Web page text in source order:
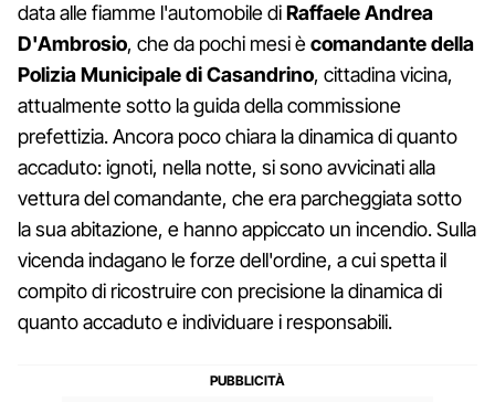
data alle fiamme l'automobile diRaffaele Andrea
D'Ambrosio, che da pochi mesi ècomandante della
Polizia Municipale di Casandrino, cittadina vicina,
attualmente sotto la guida della commissione
prefettizia. Ancora poco chiara la dinamica di quanto
accaduto: ignoti, nella notte, si sono avvicinati alla
vettura del comandante, che era parcheggiata sotto
la sua abitazione, e hanno appiccato un incendio. Sulla
vicenda indagano le forze dell'ordine, a cui spetta il
compito di ricostruire con precisione la dinamica di
quanto accaduto e individuare i responsabili.